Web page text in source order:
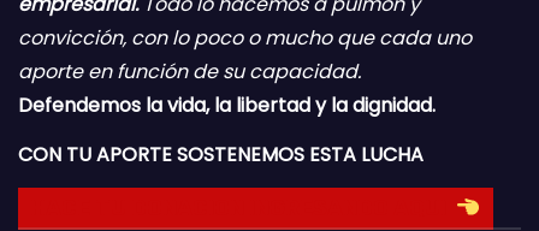
convicción, con lo poco o mucho que cada uno
aporte en función de su capacidad.
Defendemos la vida, la libertad y la dignidad.
CON TU APORTE SOSTENEMOS ESTA LUCHA